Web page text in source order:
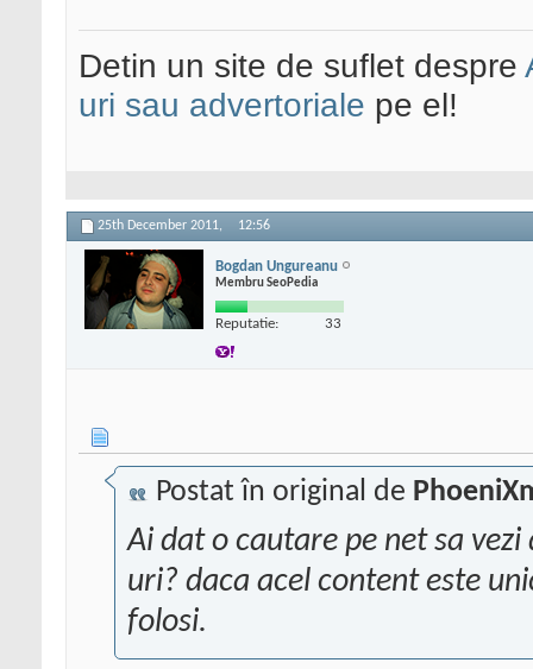
Detin un site de suflet despre
uri sau advertoriale pe el!
25th December 2011, 12:56
Bogdan Ungureanu
Membru SeoPedia
Reputatie: 33
Postat în original de
Ai dat o cautare pe net sa
uri? daca acel content este
folosi.